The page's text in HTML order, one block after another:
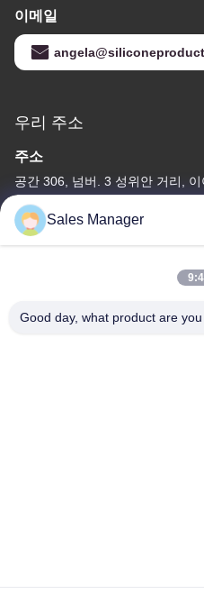
이메일
우리 주소
주소
공간 306, 넘버. 3 성위안 거리,
TEL :
86--15028563200
Sales Manager
Good day, what product are